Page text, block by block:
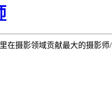
在摄影领域贡献最大的摄影师/